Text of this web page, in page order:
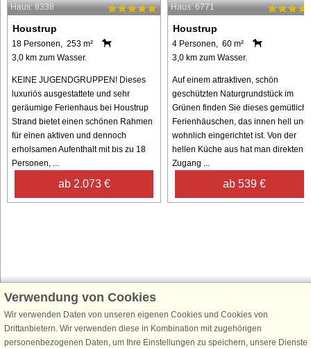
Haus: 8338
Houstrup
18 Personen, 253 m²
3,0 km zum Wasser.
KEINE JUGENDGRUPPEN! Dieses
luxuriös ausgestattete und sehr
geräumige Ferienhaus bei Houstrup
Strand bietet einen schönen Rahmen
für einen aktiven und dennoch
erholsamen Aufenthalt mit bis zu 18
Personen, ...
ab 2.073 €
Haus: 6771
Houstrup
4 Personen, 60 m²
3,0 km zum Wasser.
Auf einem attraktiven, schön
geschützten Naturgrundstück im
Grünen finden Sie dieses gemütliche
Ferienhäuschen, das innen hell und
wohnlich eingerichtet ist. Von der
hellen Küche aus hat man direkten
Zugang ...
ab 539 €
Schließen Sie sich 100.000 Ferienhaus-Fans an
Erhalten Sie einenWillkommensgutschein von 25 € für Ihren nächsten
Ferienhausurlaub - melden Sie sich einfach für den DanCenter Newsletter
Verwendung von Cookies
Wir verwenden Daten von unseren eigenen Cookies und Cookies von
Drittanbietern. Wir verwenden diese in Kombination mit zugehörigen
personenbezogenen Daten, um Ihre Einstellungen zu speichern, unsere Dienste